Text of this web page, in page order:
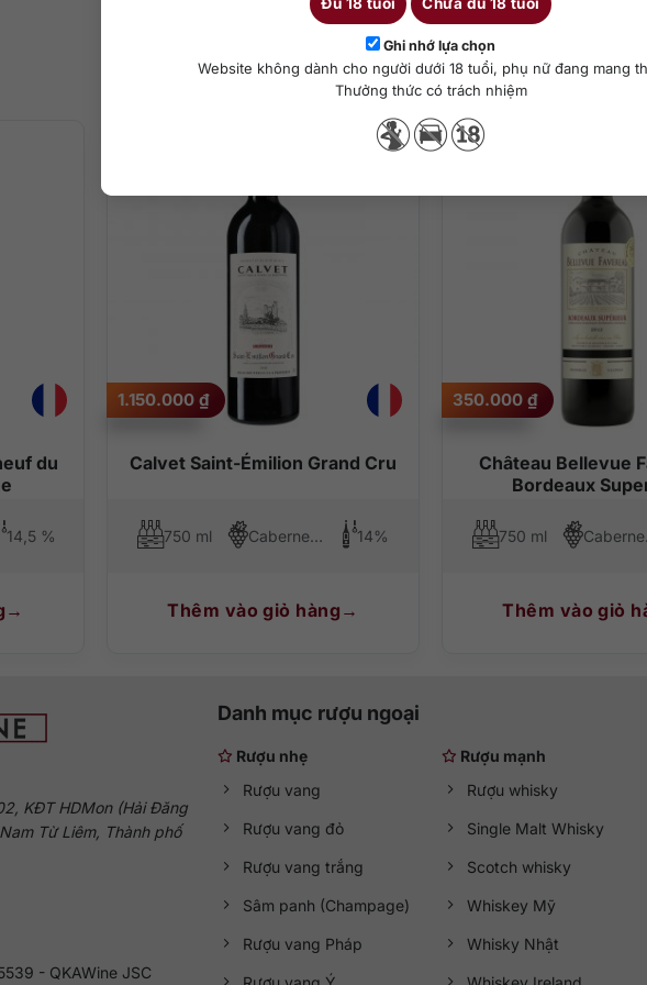
Ghi nhớ lựa chọn
Website không dành cho người dưới 18 tuổi, phụ nữ đang mang
Thưởng thức có trách nhiệm
Sản phẩm tương tự
du
14,5 %
Calvet Saint-Émilion Grand Cru
1.150.000 ₫
750 ml Cabernet Sauvignon, Merlot, Cabernet Franc 14%
Thêm vào giỏ hàng
Château Bellevue
Bordeaux
350.000 ₫
750 ml
Thêm vào giỏ
KĐT HDMon (Hải Đăng
Từ Liêm, Thành phố
- QKAWine JSC
Danh mục rượu ngoại
Rượu nhẹ
Rượu vang
Rượu vang đỏ
Rượu vang trắng
Sâm panh (Champage)
Rượu vang Pháp
Rượu mạnh
Rượu whisky
Single Malt Whisky
Scotch whisky
Whiskey Mỹ
Whisky Nhật